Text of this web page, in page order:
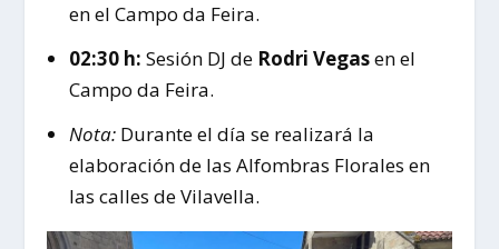
en el Campo da Feira.
02:30 h: Sesión DJ de Rodri Vegasen el
Campo da Feira.
Nota:Durante el día se realizará la
elaboración de las Alfombras Florales en
las calles de Vilavella.